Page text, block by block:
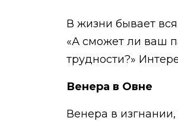
В жизни бывает
«А сможет ли ваш
трудности?»
Венера в Овне
Венера в